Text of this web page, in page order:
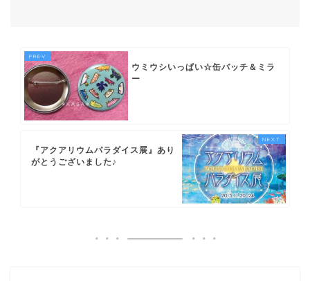
ウミウシいっぱい☆缶バッチ＆ミラ
ー
『アクアリウムパラダイス展』あり
がとうございました♪